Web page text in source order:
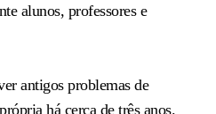
alunos, professores e
antigos problemas de
há cerca de três anos.